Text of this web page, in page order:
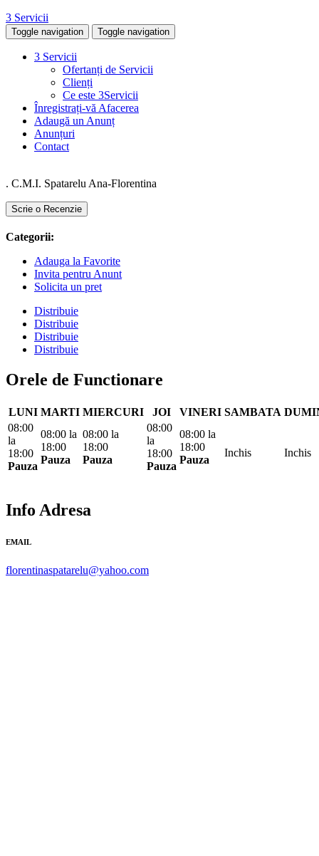
3 Servicii
Toggle navigation Toggle navigation
3 Servicii
Ofertanți de Servicii
Clienți
Ce este 3Servicii
Înregistrați-vă Afacerea
Adaugă un Anunț
Anunțuri
Contact
. C.M.I. Spatarelu Ana-Florentina
Scrie o Recenzie
Categorii:
Adauga la Favorite
Invita pentru Anunt
Solicita un pret
Distribuie
Distribuie
Distribuie
Distribuie
Orele de Functionare
LUNI MARTI MIERCURI JOI VINERI SAMBATA
08:00
la
18:00
Pauza
08:00 la
18:00
Pauza
08:00 la
18:00
Pauza
08:00
la
18:00
Pauza
08:00 la
18:00
Pauza
Inchis Inchis
Info Adresa
EMAIL
florentinaspatarelu@yahoo.com